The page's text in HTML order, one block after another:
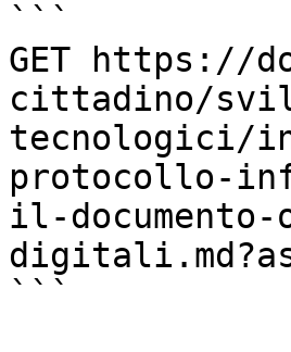
```
GET https://
cittadino/
tecnologici/
protocollo-
il-
```